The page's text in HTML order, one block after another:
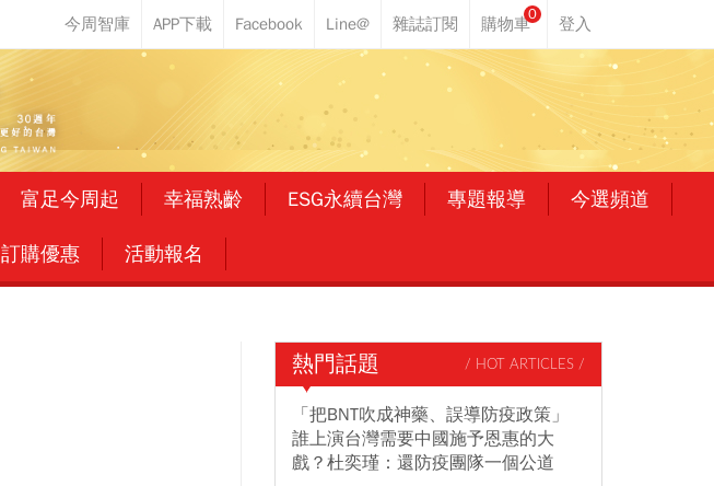
0
富足今周起 幸福熟齡 ESG永續台灣 專題報導 今選頻道
訂購優惠 活動報名
熱門話題 / HOT ARTICLES /
「把BNT吹成神藥、誤導防疫政策」
誰上演台灣需要中國施予恩惠的大
戲？杜奕瑾：還防疫團隊一個公道